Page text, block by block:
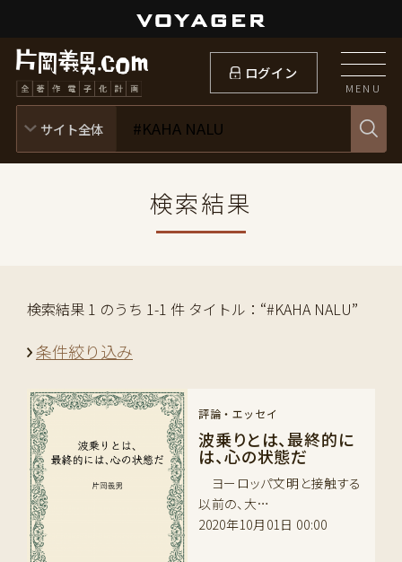
ログイン
MENU
検索結果
検索結果 1 のうち 1-1 件 タイトル：“#KAHA NALU”
条件絞り込み
評論・エッセイ
波乗りとは、最終的に
は、心の状態だ
ヨーロッパ文明と接触する
以前の、大…
2020年10月01日 00:00